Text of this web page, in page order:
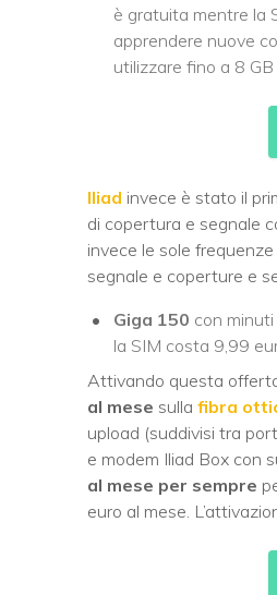
è gratuita mentre la
apprendere nuove
utilizzare fino a 8
Iliad invece è stato il
di copertura e segnale
invece le sole
segnale e coperture e
Giga 150 con
la SIM costa 9,99
Attivando questa
al mese sulla fibra
upload (suddivisi tra
e modem Iliad Box con
al mese per sempre
euro al mese.